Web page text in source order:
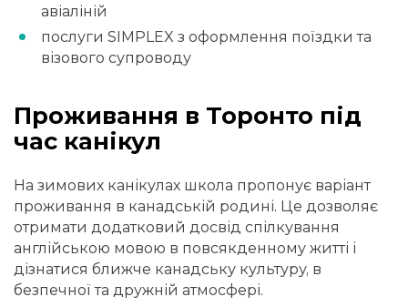
авіаліній
послуги SIMPLEX з оформлення поїздки та
візового супроводу
Проживання в Торонто під
час канікул
На зимових канікулах школа пропонує варіант
проживання в канадській родині. Це дозволяє
отримати додатковий досвід спілкування
англійською мовою в повсякденному житті і
дізнатися ближче канадську культуру, в
безпечної та дружній атмосфері.